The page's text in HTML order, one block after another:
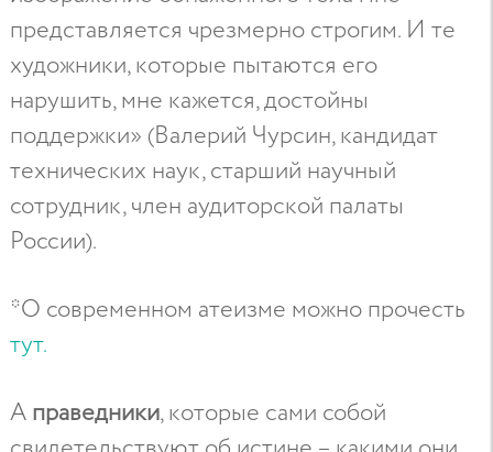
представляется чрезмерно строгим. И те
художники, которые пытаются его
нарушить, мне кажется, достойны
поддержки» (Валерий Чурсин, кандидат
технических наук, старший научный
сотрудник, член аудиторской палаты
России).
*О современном атеизме можно прочесть
тут.
Аправедники, которые сами собой